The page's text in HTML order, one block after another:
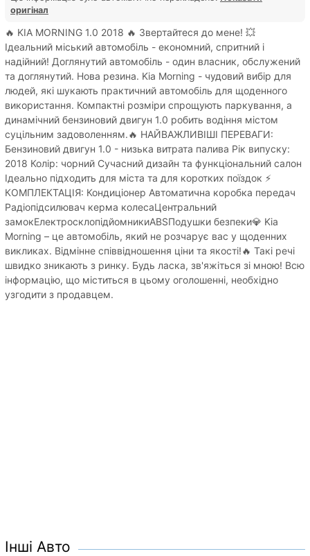
оригінал
🔥 KIA MORNING 1.0 2018 🔥 Звертайтеся до мене! 💥
Ідеальний міський автомобіль - економний, спритний і
надійний! Доглянутий автомобіль - один власник, обслужений
та доглянутий. Нова резина. Kia Morning - чудовий вибір для
людей, які шукають практичний автомобіль для щоденного
використання. Компактні розміри спрощують паркування, а
динамічний бензиновий двигун 1.0 робить водіння містом
суцільним задоволенням.🔥 НАЙВАЖЛИВІШІ ПЕРЕВАГИ:
Бензиновий двигун 1.0 - низька витрата палива Рік випуску:
2018 Колір: чорний Сучасний дизайн та функціональний салон
Ідеально підходить для міста та для коротких поїздок ⚡
КОМПЛЕКТАЦІЯ: Кондиціонер Автоматична коробка передач
Радіопідсилювач керма колесаЦентральний
замокЕлектросклопідйомникиABSПодушки безпеки💎 Kia
Morning – це автомобіль, який не розчарує вас у щоденних
викликах. Відмінне співвідношення ціни та якості!🔥 Такі речі
швидко зникають з ринку. Будь ласка, зв'яжіться зі мною! Всю
інформацію, що міститься в цьому оголошенні, необхідно
узгодити з продавцем.
Інші Авто